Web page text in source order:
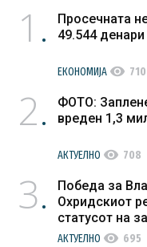
1
Просечната
49.544 денари
ЕКОНОМИЈА visibility 710
2
ФОТО:
вреден 1,3
АКТУЕЛНО visibility 708
3
Победа за
Охридскиот
статусот на
културно
АКТУЕЛНО visibility 695